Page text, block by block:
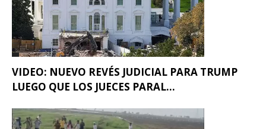
VIDEO: NUEVO REVÉS JUDICIAL PARA TRUMP
LUEGO QUE LOS JUECES PARAL...